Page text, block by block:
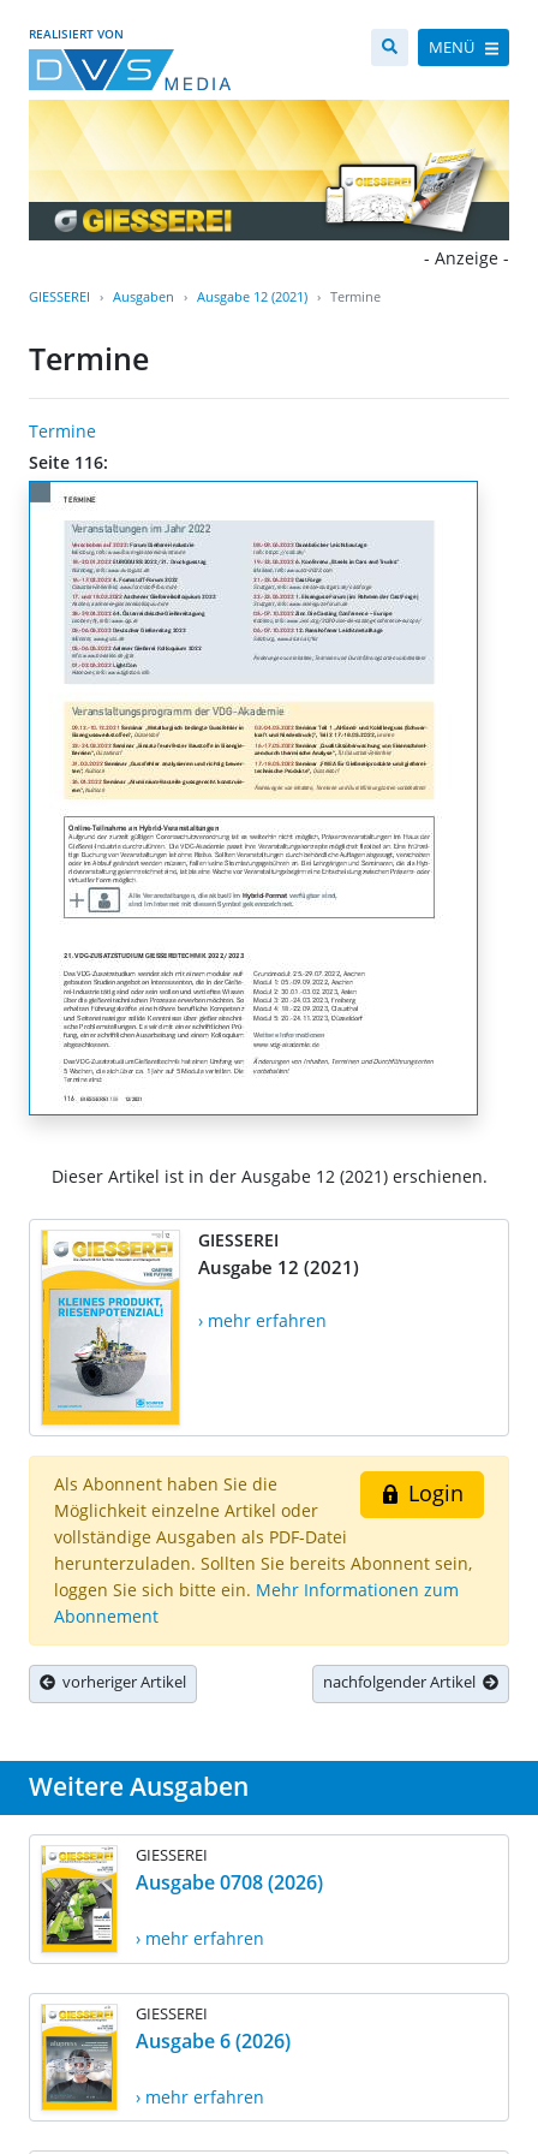
REALISIERT VON
MENÜ
- Anzeige -
GIESSEREI Ausgaben Ausgabe 12 (2021) Termine
Termine
Termine
Seite 116:
Dieser Artikel ist in der Ausgabe 12 (2021) erschienen.
GIESSEREI
Ausgabe 12 (2021)
› mehr erfahren
Login
Als Abonnent haben Sie die
Möglichkeit einzelne Artikel oder
vollständige Ausgaben als PDF-Datei
herunterzuladen. Sollten Sie bereits Abonnent sein,
loggen Sie sich bitte ein. Mehr Informationen zum
Abonnement
vorheriger Artikel nachfolgender Artikel
Weitere Ausgaben
GIESSEREI
Ausgabe 0708 (2026)
› mehr erfahren
GIESSEREI
Ausgabe 6 (2026)
› mehr erfahren